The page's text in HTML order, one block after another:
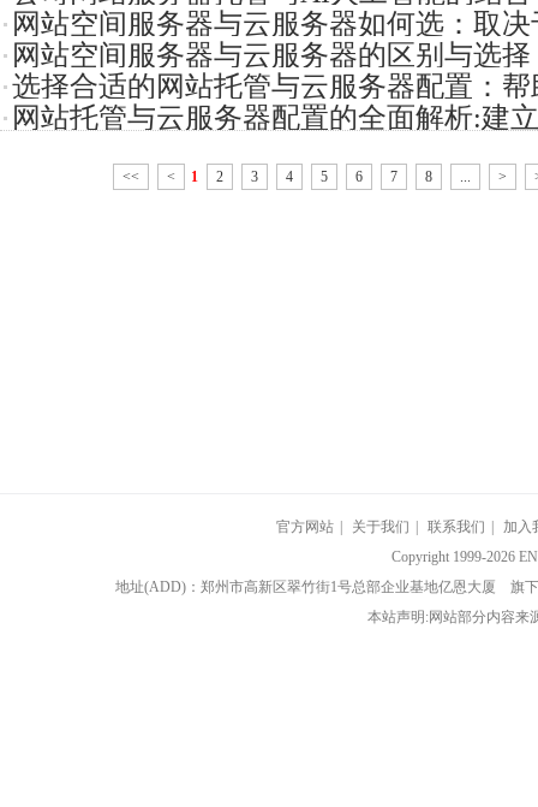
大的价值
网站空间服务器与云服务器如何选：取
求、预算和
网站空间服务器与云服务器的区别与选
及发展来决
选择合适的网站托管与云服务器配置：
性、安全性
网站托管与云服务器配置的全面解析:建
<< < 1 2 3 4 5 6 7 8 ... >
官方网站 关于我们 联系我们
加入
Copyright 1999-2026
地址(ADD)：郑州市高新区翠竹街1号总部企业基地亿恩大厦 旗
本站声明:网站部分内容来